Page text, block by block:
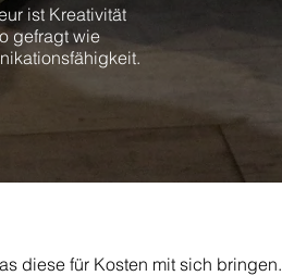
ist Kreativität
gefragt wie
diese für Kosten mit sich bringen.